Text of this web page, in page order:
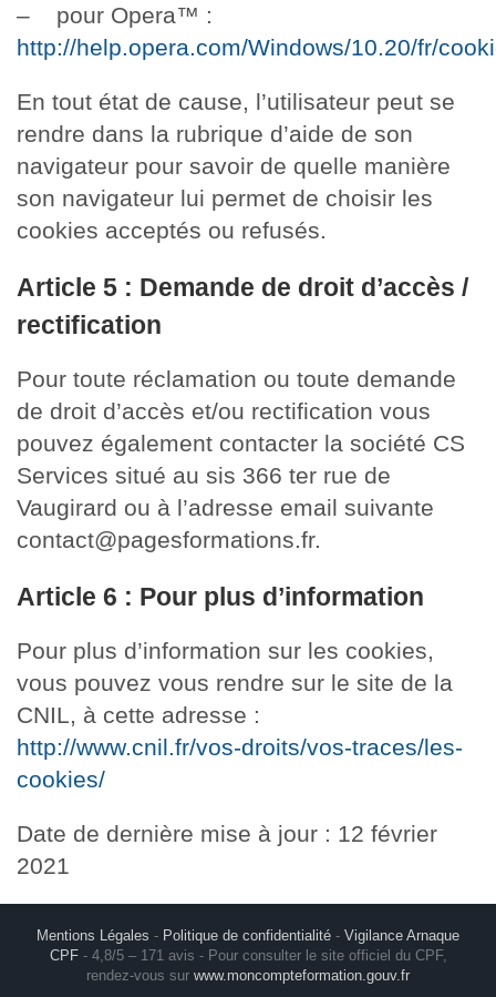
– pour Opera™️ :
http://help.opera.com/Windows/10.20/fr/
En tout état de cause, l’utilisateur peut se
rendre dans la rubrique d’aide de son
navigateur pour savoir de quelle manière
son navigateur lui permet de choisir les
cookies acceptés ou refusés.
Article 5 : Demande de droit d’accès /
rectification
Pour toute réclamation ou toute demande
de droit d’accès et/ou rectification vous
pouvez également contacter la société CS
Services situé au sis 366 ter rue de
Vaugirard ou à l’adresse email suivante
contact@pagesformations.fr.
Article 6 : Pour plus d’information
Pour plus d’information sur les cookies,
vous pouvez vous rendre sur le site de la
CNIL, à cette adresse :
http://www.cnil.fr/vos-droits/vos-traces/les-
cookies/
Date de dernière mise à jour : 12 février
2021
Mentions Légales - Politique de confidentialité - Vigilance Arnaque
CPF- 4,8/5 – 171 avis - Pour consulter le site officiel du CPF,
rendez-vous sur www.moncompteformation.gouv.fr